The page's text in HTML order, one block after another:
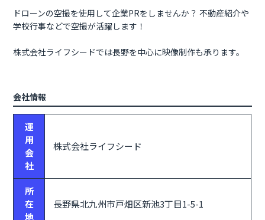
ドローンの空撮を使用して企業PRをしませんか？ 不動産紹介や
学校行事などで空撮が活躍します！
株式会社ライフシードでは長野を中心に映像制作も承ります。
会社情報
運
用
会
社
株式会社ライフシード
所
在
地
長野県北九州市戸畑区新池3丁目1-5-1